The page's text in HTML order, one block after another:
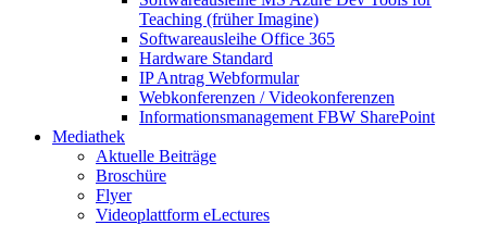
Teaching (früher Imagine)
Softwareausleihe Office 365
Hardware Standard
IP Antrag Webformular
Webkonferenzen / Videokonferenzen
Informationsmanagement FBW SharePoint
Mediathek
Aktuelle Beiträge
Broschüre
Flyer
Videoplattform eLectures